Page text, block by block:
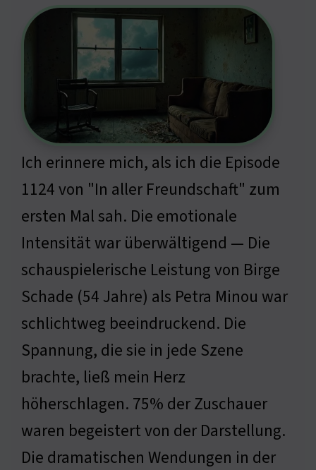
Ich erinnere mich, als ich die Episode
1124 von "In aller Freundschaft" zum
ersten Mal sah. Die emotionale
Intensität war überwältigend — Die
schauspielerische Leistung von Birge
Schade (54 Jahre) als Petra Minou war
schlichtweg beeindruckend. Die
Spannung, die sie in jede Szene
brachte, ließ mein Herz
höherschlagen. 75% der Zuschauer
waren begeistert von der Darstellung.
Die dramatischen Wendungen in der